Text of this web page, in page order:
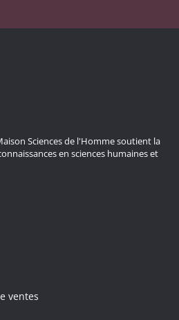
Sciences de l'Homme soutient la
en sciences humaines et
ventes